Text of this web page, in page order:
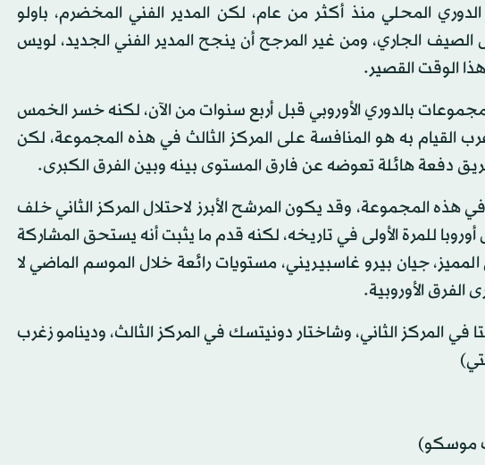
المحلي منذ أكثر من عام، لكن المدير الفني المخضرم، باولو
الصيف الجاري، ومن غير المرجح أن ينجح المدير الفني الجديد، لويس
الوقت القصير.
بالدوري الأوروبي قبل أربع سنوات من الآن، لكنه خسر الخمس
القيام به هو المنافسة على المركز الثالث في هذه المجموعة، لكن
دفعة هائلة تعوضه عن فارق المستوى بينه وبين الفرق الكبرى.
في هذه المجموعة، وقد يكون المرشح الأبرز لاحتلال المركز الثاني خلف
للمرة الأولى في تاريخه، لكنه قدم ما يثبت أنه يستحق المشاركة
جيان بيرو غاسبيريني، مستويات رائعة خلال الموسم الماضي لا
الأوروبية.
في المركز الثاني، وشاختار دونيتسك في المركز الثالث، ودينامو زغرب
موسكو)